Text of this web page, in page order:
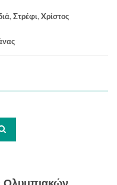
, Στρέφι, Χρίστος